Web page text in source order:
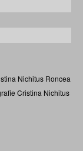
Nichitus Roncea
Cristina Nichitus